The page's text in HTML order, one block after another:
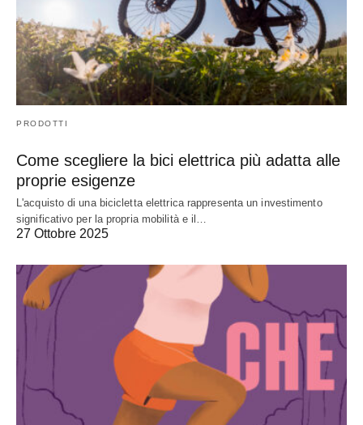
PRODOTTI
Come scegliere la bici elettrica più adatta alle
proprie esigenze
L'acquisto di una bicicletta elettrica rappresenta un investimento
significativo per la propria mobilità e il…
27 Ottobre 2025